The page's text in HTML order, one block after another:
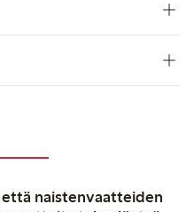
naistenvaatteiden